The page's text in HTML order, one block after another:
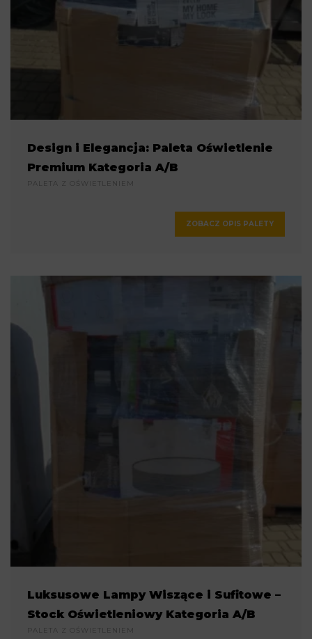
Design i Elegancja: Paleta Oświetlenie
Premium Kategoria A/B
PALETA Z OŚWIETLENIEM
ZOBACZ OPIS PALETY
Luksusowe Lampy Wiszące i Sufitowe –
Stock Oświetleniowy Kategoria A/B
PALETA Z OŚWIETLENIEM